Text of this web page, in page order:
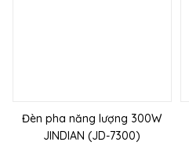
Đèn pha năng lượng 300W
JINDIAN (JD-7300)